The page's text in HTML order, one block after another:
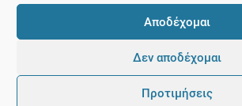
Αποδέχομαι
Δεν αποδέχομαι
Προτιμήσεις
© 2021 Ιατρικός Σύλλογος